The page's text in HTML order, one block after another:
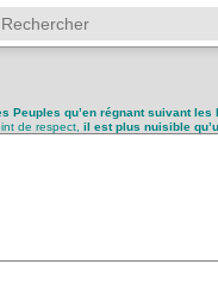
Peuples qu’en régnant suivant les
de respect, il est plus nuisible